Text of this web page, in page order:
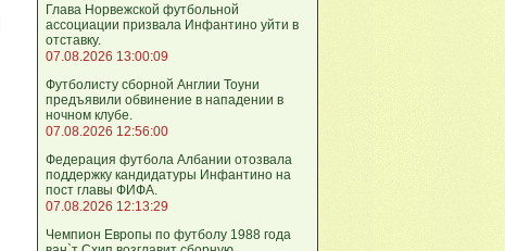
Глава Норвежской футбольной
ассоциации призвала Инфантино уйти в
отставку.
07.08.2026 13:00:09
Футболисту сборной Англии Тоуни
предъявили обвинение в нападении в
ночном клубе.
07.08.2026 12:56:00
Федерация футбола Албании отозвала
поддержку кандидатуры Инфантино на
пост главы ФИФА.
07.08.2026 12:13:29
Чемпион Европы по футболу 1988 года